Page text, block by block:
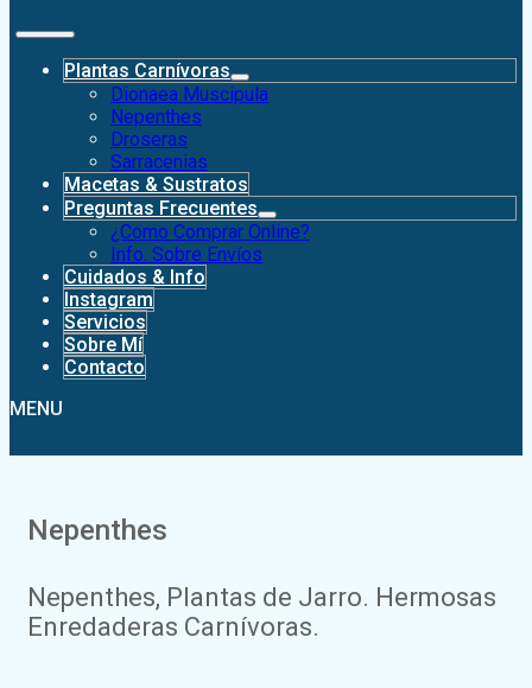
Plantas Carnívoras
Dionaea Muscipula
Nepenthes
Droseras
Sarracenias
Macetas & Sustratos
Preguntas Frecuentes
¿Como Comprar Online?
Info. Sobre Envíos
Cuidados & Info
Instagram
Servicios
Sobre Mí
Contacto
MENU
Nepenthes
Nepenthes, Plantas de Jarro. Hermosas
Enredaderas Carnívoras.